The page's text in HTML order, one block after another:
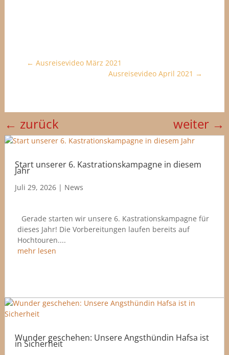
← Ausreisevideo März 2021
Ausreisevideo April 2021 →
← zurück weiter →
Start unserer 6. Kastrationskampagne in diesem
Jahr
Juli 29, 2026| News
Gerade starten wir unsere 6. Kastrationskampagne für
dieses Jahr! Die Vorbereitungen laufen bereits auf
Hochtouren....
mehr lesen
Wunder geschehen: Unsere Angsthündin Hafsa ist
in Sicherheit